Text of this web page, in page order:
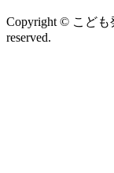
Copyright © こど
reserved.